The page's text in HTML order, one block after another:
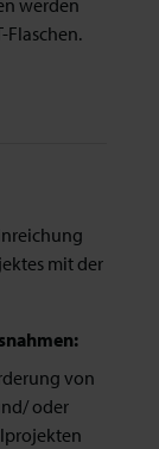
werden
Flaschen.
mit der
von
oder